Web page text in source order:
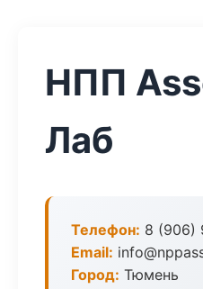
НПП
Лаб
Телефон: 8 (906)
Email:
Город: Тюмень